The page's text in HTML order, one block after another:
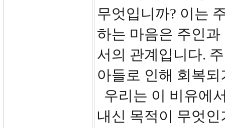
무엇입니까? 이는
하는 마음은 주인
서의 관계입니다.
아들로 인해 회복
우리는 이 비유에
내신 목적이 무엇